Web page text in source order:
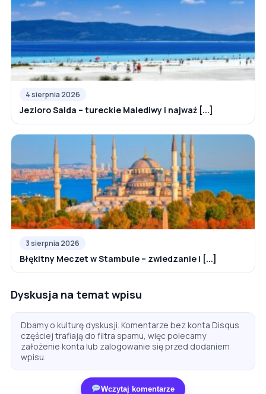
4 sierpnia 2026
Jezioro Salda – tureckie Malediwy i najważ [...]
3 sierpnia 2026
Błękitny Meczet w Stambule – zwiedzanie i [...]
Dyskusja na temat wpisu
Dbamy o kulturę dyskusji. Komentarze bez konta Disqus
częściej trafiają do filtra spamu, więc polecamy
założenie konta lub zalogowanie się przed dodaniem
wpisu.
Wczytaj komentarze